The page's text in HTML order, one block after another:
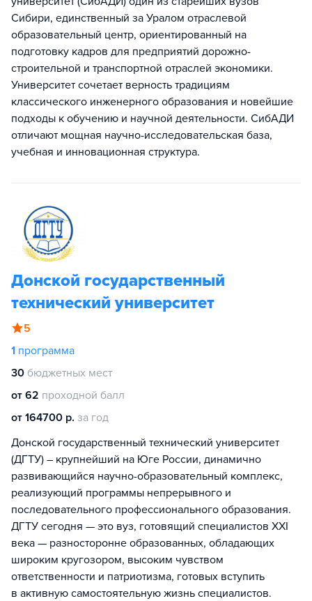
Сибири, единственный за Уралом отраслевой
образовательный центр, ориентированный на
подготовку кадров для предприятий дорожно-
строительной и транспортной отраслей экономики.
Университет сочетает верность традициям
классического инженерного образования и новейшие
подходы к обучению и научной деятельности. СибАДИ
отличают мощная научно-исследовательская база,
учебная и инновационная структура.
Донской государственный
технический университет
5
1 программа
30 бюджетных мест
от 62 проходной балл
от 164700 р. за год
Донской государственный технический университет
(ДГТУ) – крупнейший на Юге России, динамично
развивающийся научно-образовательный комплекс,
реализующий программы непрерывного и
последовательного профессионального образования.
ДГТУ сегодня — это вуз, готовящий специалистов XXI
века — разносторонне образованных, обладающих
широким кругозором, высоким чувством
ответственности и патриотизма, готовых вступить
в активную самостоятельную жизнь специалистов.